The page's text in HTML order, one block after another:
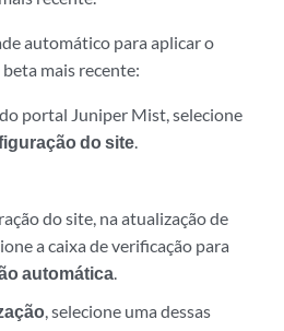
automático para aplicar o
mais recente:
portal Juniper Mist, selecione
do site.
do site, na atualização de
a caixa de verificação para
automática.
, selecione uma dessas